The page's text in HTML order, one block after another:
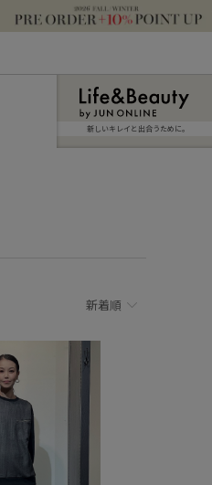
新しいキレイと出合うために。
新着順